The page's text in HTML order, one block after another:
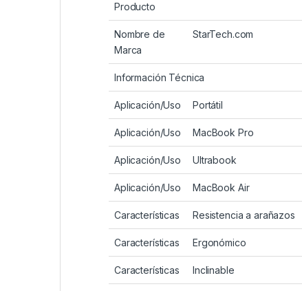
Producto
Nombre de
Marca
StarTech.com
Información Técnica
Aplicación/Uso Portátil
Aplicación/Uso MacBook Pro
Aplicación/Uso Ultrabook
Aplicación/Uso MacBook Air
Características Resistencia a arañazos
Características Ergonómico
Características Inclinable